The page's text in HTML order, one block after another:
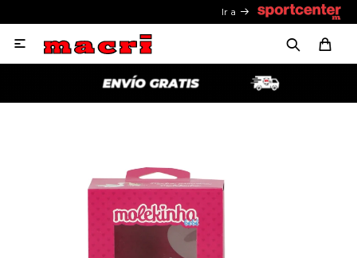
Ir a
